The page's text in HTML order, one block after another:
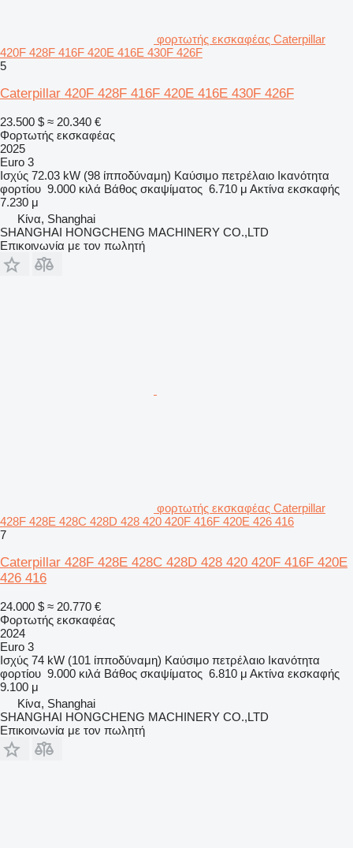
φορτωτής εκσκαφέας Caterpillar
420F 428F 416F 420E 416E 430F 426F
5
Caterpillar 420F 428F 416F 420E 416E 430F 426F
23.500 $ ≈ 20.340 €
Φορτωτής εκσκαφέας
2025
Euro 3
Ισχύς 72.03 kW (98 ίπποδύναμη) Καύσιμο πετρέλαιο Ικανότητα
φορτίου 9.000 κιλά Βάθος σκαψίματος 6.710 μ Ακτίνα εκσκαφής
7.230 μ
Κίνα, Shanghai
SHANGHAI HONGCHENG MACHINERY CO.,LTD
Επικοινωνία με τον πωλητή
φορτωτής εκσκαφέας Caterpillar
428F 428E 428C 428D 428 420 420F 416F 420E 426 416
7
Caterpillar 428F 428E 428C 428D 428 420 420F 416F 420E
426 416
24.000 $ ≈ 20.770 €
Φορτωτής εκσκαφέας
2024
Euro 3
Ισχύς 74 kW (101 ίπποδύναμη) Καύσιμο πετρέλαιο Ικανότητα
φορτίου 9.000 κιλά Βάθος σκαψίματος 6.810 μ Ακτίνα εκσκαφής
9.100 μ
Κίνα, Shanghai
SHANGHAI HONGCHENG MACHINERY CO.,LTD
Επικοινωνία με τον πωλητή